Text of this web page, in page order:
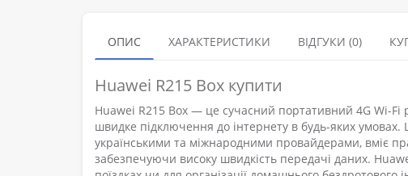
ОПИС ХАРАКТЕРИСТИКИ ВІДГУКИ (0)
Huawei R215 Box купити
Huawei R215 Box — це сучасний портативний 4G Wi-Fi
швидке підключення до інтернету в будь-яких
українськими та міжнародними провайдерами, вміє
забезпечуючи високу швидкість передачі даних.